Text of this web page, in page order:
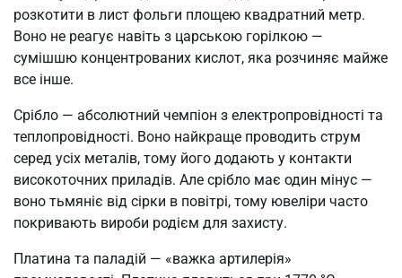
розкотити в лист фольги площею квадратний метр.
Воно не реагує навіть з царською горілкою —
сумішшю концентрованих кислот, яка розчиняє майже
все інше.
Срібло — абсолютний чемпіон з електропровідності та
теплопровідності. Воно найкраще проводить струм
серед усіх металів, тому його додають у контакти
високоточних приладів. Але срібло має один мінус —
воно тьмяніє від сірки в повітрі, тому ювеліри часто
покривають вироби родієм для захисту.
Платина та паладій — «важка артилерія»